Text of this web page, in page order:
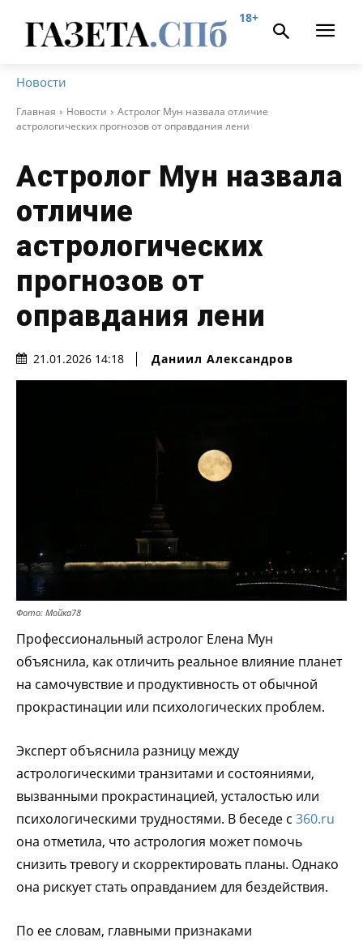
18+
Новости
Главная Новости
Астролог Мун назвала отличие
астрологических прогнозов от оправдания лени
Астролог Мун назвала
отличие
астрологических
прогнозов от
оправдания лени
21.01.2026 14:18 Даниил Александров
Фото: Мойка78
Профессиональный астролог Елена Мун
объяснила, как отличить реальное влияние планет
на самочувствие и продуктивность от обычной
прокрастинации или психологических проблем.
Эксперт объяснила разницу между
астрологическими транзитами и состояниями,
вызванными прокрастинацией, усталостью или
психологическими трудностями. В беседе с 360.ru
она отметила, что астрология может помочь
снизить тревогу и скорректировать планы. Однако
она рискует стать оправданием для бездействия.
По ее словам, главными признаками